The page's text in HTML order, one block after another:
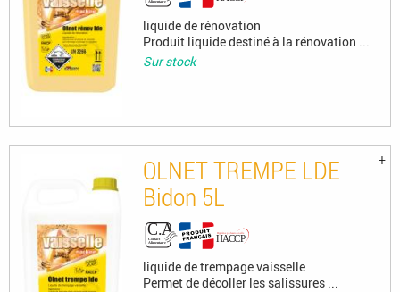
liquide de rénovation
Produit liquide destiné à la rénovation ...
Sur stock
OLNET TREMPE LDE
Bidon 5L
liquide de trempage vaisselle
Permet de décoller les salissures ...